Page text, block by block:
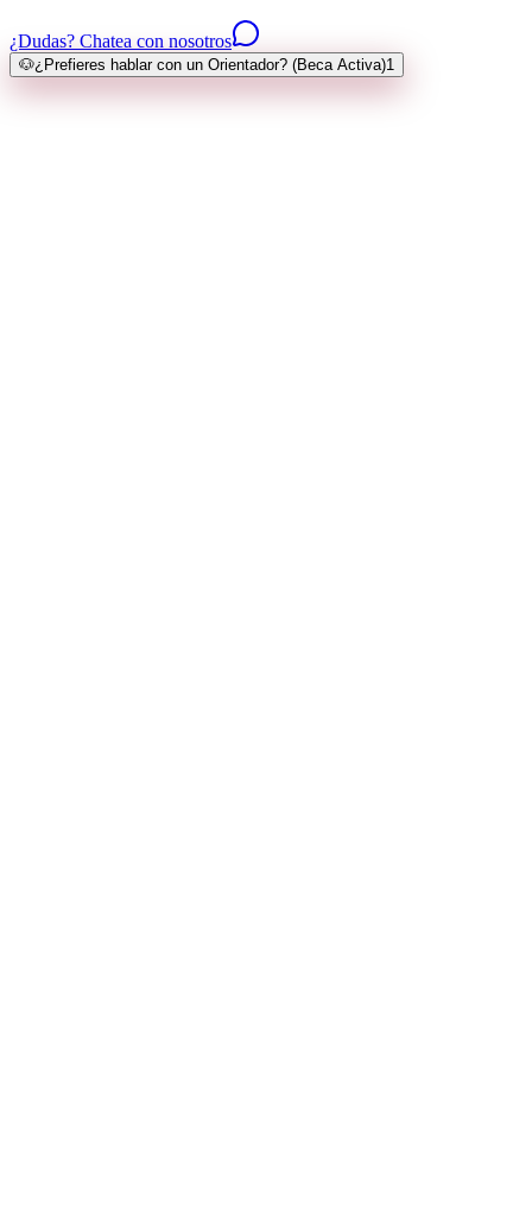
¿Dudas? Chatea con nosotros
🐶¿Prefieres hablar con un Orientador? (Beca Activa)1